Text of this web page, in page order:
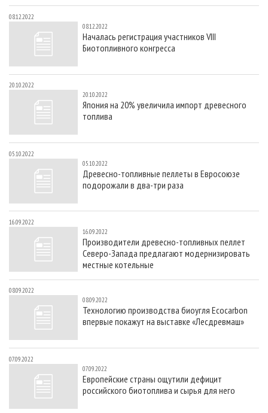
08.12.2022
08.12.2022
Началась регистрация участников VIII
Биотопливного конгресса
20.10.2022
20.10.2022
Япония на 20% увеличила импорт древесного
топлива
05.10.2022
05.10.2022
Древесно-топливные пеллеты в Евросоюзе
подорожали в два-три раза
16.09.2022
16.09.2022
Производители древесно-топливных пеллет
Северо-Запада предлагают модернизировать
местные котельные
08.09.2022
08.09.2022
Технологию производства биоугля Ecocarbon
впервые покажут на выставке «Лесдревмаш»
07.09.2022
07.09.2022
Европейские страны ощутили дефицит
российского биотоплива и сырья для него